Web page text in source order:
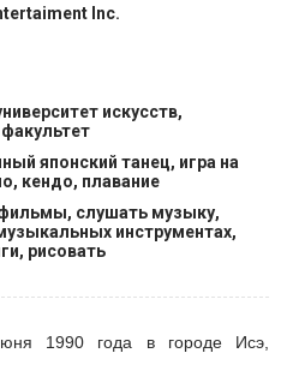
Inc.
искусств,
японский танец, игра на
кендо, плавание
слушать музыку,
инструментах,
рисовать
1990 года в городе Исэ,